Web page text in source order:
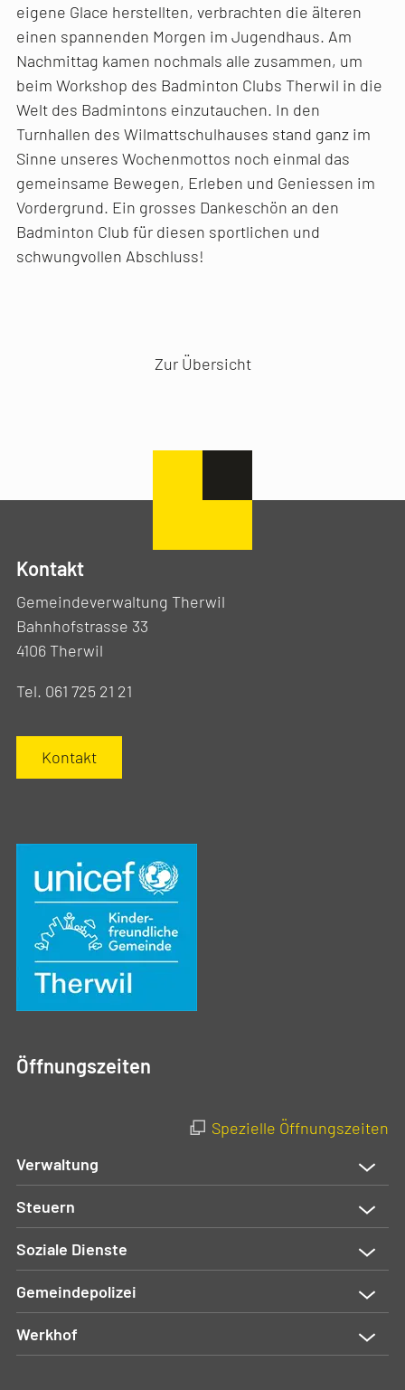
eigene Glace herstellten, verbrachten die älteren
einen spannenden Morgen im Jugendhaus. Am
Nachmittag kamen nochmals alle zusammen, um
beim Workshop des Badminton Clubs Therwil in die
Welt des Badmintons einzutauchen. In den
Turnhallen des Wilmattschulhauses stand ganz im
Sinne unseres Wochenmottos noch einmal das
gemeinsame Bewegen, Erleben und Geniessen im
Vordergrund. Ein grosses Dankeschön an den
Badminton Club für diesen sportlichen und
schwungvollen Abschluss!
Zur Übersicht
Kontakt
Gemeindeverwaltung Therwil
Bahnhofstrasse 33
4106 Therwil
Tel. 061 725 21 21
Kontakt
Öffnungszeiten
Spezielle Öffnungszeiten
Verwaltung
Steuern
Soziale Dienste
Gemeindepolizei
Werkhof